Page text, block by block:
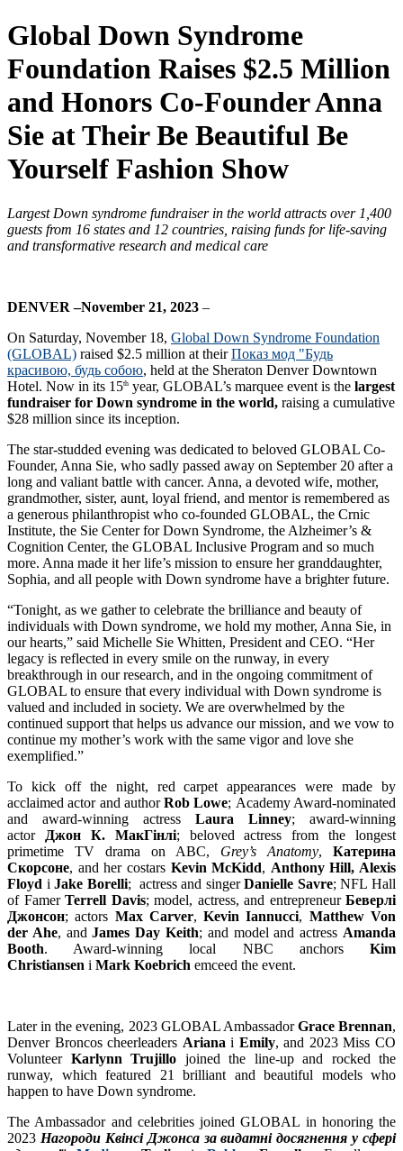
Global Down Syndrome
Foundation Raises $2.5 Million
and Honors Co-Founder Anna
Sie at Their Be Beautiful Be
Yourself Fashion Show
Largest Down syndrome fundraiser in the world attracts over 1,400
guests from 16 states and 12 countries , raising funds for life-saving
and transformative research and medical care
DENVER –November 21, 2023 –
On Saturday, November 18, Global Down Syndrome Foundation
(GLOBAL) raised $2.5 million at theirПоказ мод "Будь
красивою, будь собою, held at the Sheraton Denver Downtown
Hotel. Now in its 15th year, GLOBAL’s marquee event is the largest
fundraiser for Down syndrome in the world, raising a cumulative
$28 million since its inception.
The star-studded evening was dedicated to beloved GLOBAL Co-
Founder, Anna Sie, who sadly passed away on September 20 after a
long and valiant battle with cancer. Anna, a devoted wife, mother,
grandmother, sister, aunt, loyal friend, and mentor is remembered as
a generous philanthropist who co-founded GLOBAL, the Crnic
Institute, the Sie Center for Down Syndrome, the Alzheimer’s &
Cognition Center, the GLOBAL Inclusive Program and so much
more. Anna made it her life’s mission to ensure her granddaughter,
Sophia, and all people with Down syndrome have a brighter future.
“Tonight, as we gather to celebrate the brilliance and beauty of
individuals with Down syndrome, we hold my mother, Anna Sie, in
our hearts,” said Michelle Sie Whitten, President and CEO. “Her
legacy is reflected in every smile on the runway, in every
breakthrough in our research, and in the ongoing commitment of
GLOBAL to ensure that every individual with Down syndrome is
valued and included in society. We are overwhelmed by the
continued support that helps us advance our mission, and we vow to
continue my mother’s work with the same vigor and love she
exemplified.”
To kick off the night, red carpet appearances were made by
acclaimed actor and authorRob Lowe; Academy Award-nominated
and award-winning actress Laura Linney; award-winning
actor
Джон К. МакГінлі; beloved actress from the longest
primetime TV drama on ABC, Grey’s Anatomy, Катерина
Скорсоне, and her costars Kevin McKidd, Anthony Hill, Alexis
Floyd іJake Borelli; actress and singerDanielle Savre; NFL Hall
of Famer Terrell Davis; model, actress, and entrepreneur Беверлі
Джонсон; actors Max Carver, Kevin Iannucci, Matthew Von
der Ahe, andJames Day Keith; and model and actress Amanda
Booth. Award-winning local NBC anchors Kim
Christiansen і Mark Koebrich emceed the event.
Later in the evening, 2023 GLOBAL AmbassadorGrace Brennan,
Denver Broncos cheerleaders Arianaі Emily, and 2023 Miss CO
Volunteer Karlynn Trujillo joined the line-up and rocked the
runway, which featured 21 brilliant and beautiful models who
happen to have Down syndrome.
The Ambassador and celebrities joined GLOBAL in honoring the
2023 Нагороди Квінсі Джонса за видатні досягнення у сфері